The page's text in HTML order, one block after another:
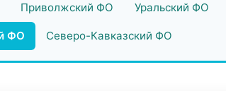
Приволжский ФО Уральский ФО
ФО Северо-Кавказский ФО